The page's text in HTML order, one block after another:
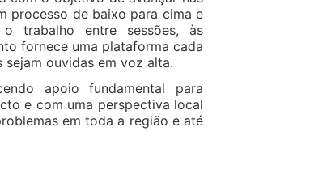
processo de baixo para cima e
trabalho entre sessões, às
fornece uma plataforma cada
ouvidas em voz alta.
apoio fundamental para
e com uma perspectiva local
em toda a região e até